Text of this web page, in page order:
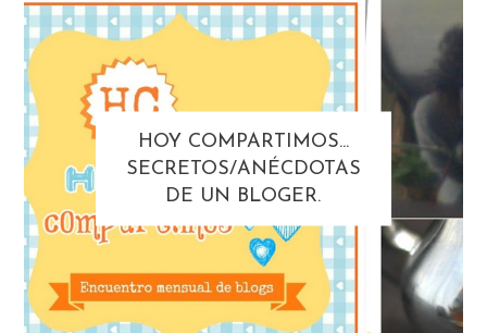
HOY COMPARTIMOS...
SECRETOS/ANÉCDOTAS
DE UN BLOGER.